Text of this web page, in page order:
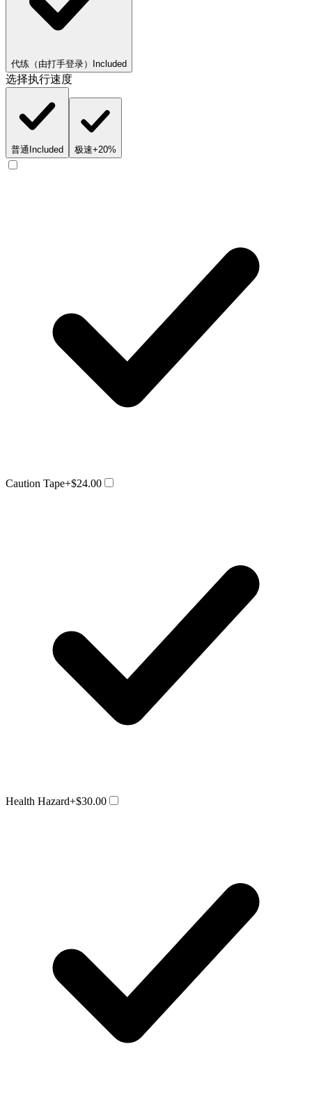
代练（由打手登录） Included
选择执行速度
普通 Included 极速+20%
Caution Tape+$24.00
Health Hazard+$30.00